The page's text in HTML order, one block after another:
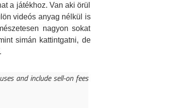
a játékhoz. Van aki örül
videós anyag nélkül is
nagyon sokat
simán kattintgatni, de
and include sell-on fees